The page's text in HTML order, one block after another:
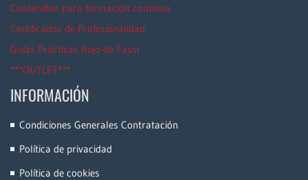
Contenidos para formación continua
Certificados de Profesionalidad
Guías Prácticas Rojo de Fassi
***OUTLET***
INFORMACIÓN
Condiciones Generales Contratación
Política de privacidad
Política de cookies